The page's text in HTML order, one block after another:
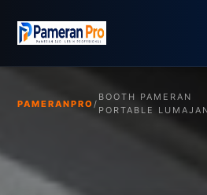
PAMERANPRO /
BOOTH PAMERAN
PORTABLE